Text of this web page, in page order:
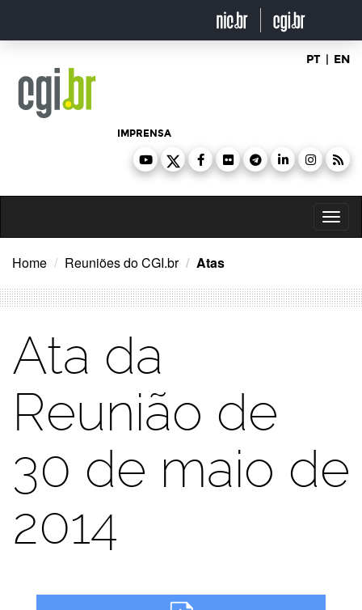
o
PT | EN
IMPRENSA
Home Reuniões do CGI.br Atas
Ata da
Reunião de
30 de maio de
2014